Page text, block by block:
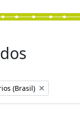
(Brasil)